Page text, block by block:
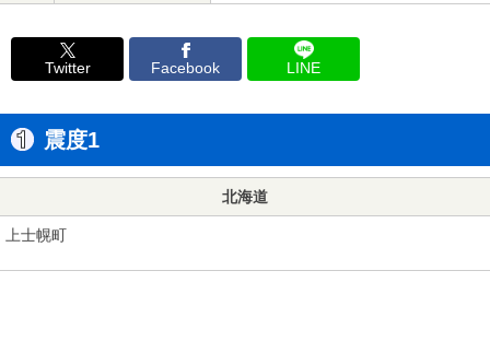
Twitter Facebook LINE
震度1
北海道
上士幌町